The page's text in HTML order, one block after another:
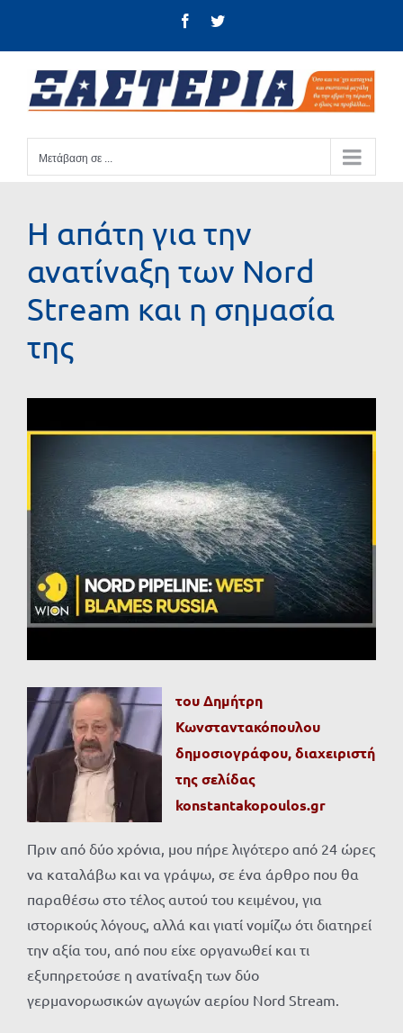
FacebookTwitter
Μετάβαση σε ...
Η απάτη για την
ανατίναξη των Nord
Stream και η σημασία
της
μεγαλύτερης
του Δημήτρη
Κωνσταντακόπουλου
δημοσιογράφου, διαχειριστή
της σελίδας
konstantakopoulos.gr
Πριν από δύο χρόνια, μου πήρε λιγότερο από 24 ώρες
να καταλάβω και να γράψω, σε ένα άρθρο που θα
παραθέσω στο τέλος αυτού του κειμένου, για
ιστορικούς λόγους, αλλά και γιατί νομίζω ότι διατηρεί
την αξία του, από που είχε οργανωθεί και τι
εξυπηρετούσε η ανατίναξη των δύο
γερμανορωσικών αγωγών αερίου Nord Stream.